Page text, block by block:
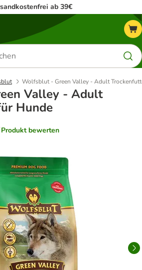
ab 39€
Wolfsblut - Green Valley - Adult
Valley - Adult
Hunde
Produkt bewerten